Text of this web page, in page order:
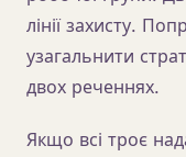
лінії захисту.
узагальнити
двох реченнях.
Якщо всі троє